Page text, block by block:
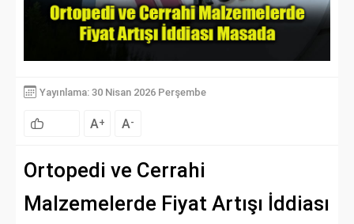
Yayınlama: 30 Nisan 2026 Perşembe
A+ A-
Ortopedi ve Cerrahi
Malzemelerde Fiyat Artışı İddiası